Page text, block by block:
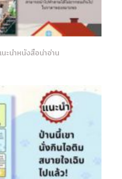
ะนำหนังสือน่าอ่าน